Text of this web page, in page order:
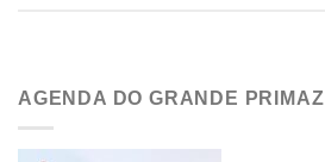
AGENDA DO GRANDE PRIMAZ